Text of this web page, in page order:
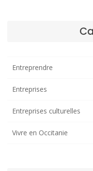
Entreprendre
Entreprises
Entreprises culturelles
Vivre en Occitanie